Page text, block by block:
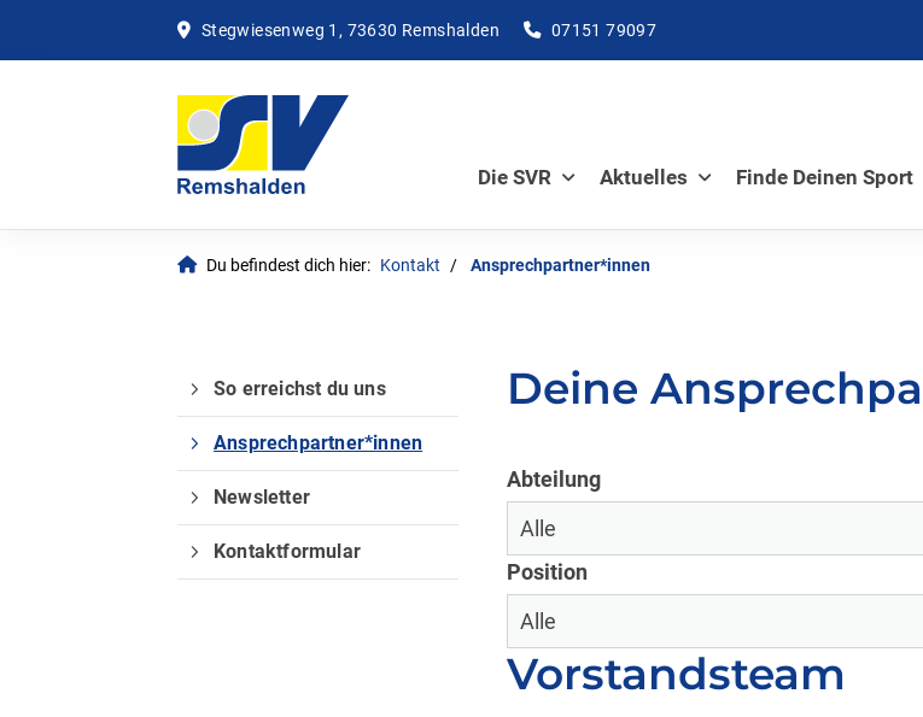
Stegwiesenweg 1, 73630 Remshalden 07151 79097
Die SVR Aktuelles Finde Deinen Sport
Du befindest dich hier: Kontakt Ansprechpartner*innen
Deine
Abteilung
Position
Vorstandsteam
So erreichst du uns
Ansprechpartner*innen
Newsletter
Kontaktformular